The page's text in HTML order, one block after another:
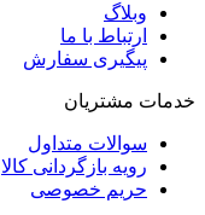
وبلاگ
ارتباط با ما
پیگیری سفارش
خدمات مشتریان
سوالات متداول
رویه بازگردانی کالا
حریم خصوصی